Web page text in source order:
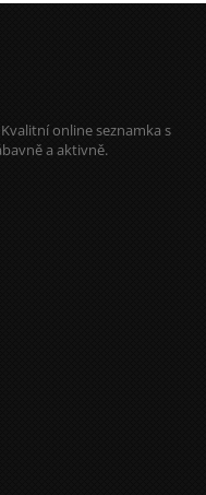
online seznamka s
a aktivně.